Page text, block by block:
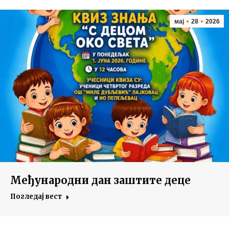
мај 28 2026
Међународни дан заштите деце
Погледај вест